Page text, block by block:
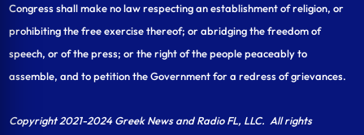
Congress shall make no law respecting an establishment of religion, or
prohibiting the free exercise thereof; or abridging the freedom of
speech, or of the press; or the right of the people peaceably to
assemble, and to petition the Government for a redress of grievances.
Copyright 2021-2024 Greek News and Radio FL, LLC. All rights